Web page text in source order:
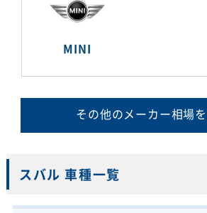
MINI
その他のメーカー相場
スバル 車種一覧